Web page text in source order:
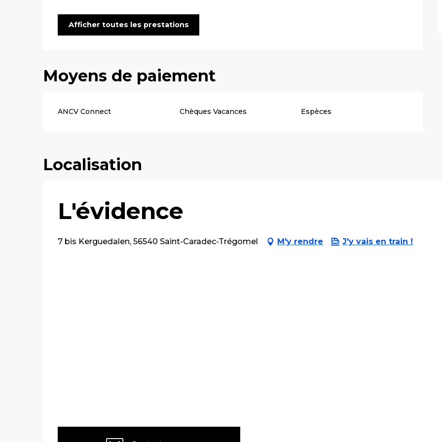
Afficher toutes les prestations
Moyens de paiement
ANCV Connect Chèques Vacances Espèces
Localisation
L'évidence
7 bis Kerguedalen, 56540 Saint-Caradec-Trégomel M'y rendre J'y vais en train !